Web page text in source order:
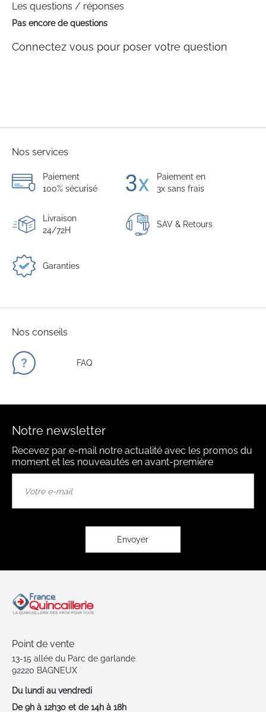
Les questions / réponses
Pas encore de questions
Connectez vous pour poser votre question
Nos services
Paiement
100% sécurisé
Paiement en
3x sans frais
Livraison
24/72H
SAV & Retours
Garanties
Nos conseils
FAQ
Notre newsletter
Recevez par e-mail notre actualité avec les promos du
moment et les nouveautés en avant-première
Envoyer
Point de vente
13-15 allée du Parc de garlande
92220 BAGNEUX
Du lundi au vendredi
De 9h à 12h30 et de 14h à 18h